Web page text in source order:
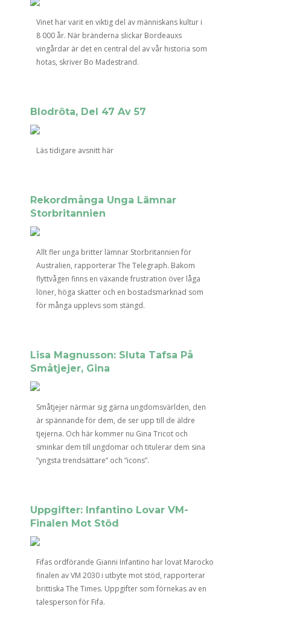
Vinet har varit en viktig del av människans kultur i
8 000 år. När bränderna slickar Bordeauxs
vingårdar är det en central del av vår historia som
hotas, skriver Bo Madestrand.
Blodröta, Del 47 Av 57
Läs tidigare avsnitt här
Rekordmånga Unga Lämnar
Storbritannien
Allt fler unga britter lämnar Storbritannien för
Australien, rapporterar The Telegraph. Bakom
flyttvågen finns en växande frustration över låga
löner, höga skatter och en bostadsmarknad som
för många upplevs som stängd.
Lisa Magnusson: Sluta Tafsa På
Småtjejer, Gina
Småtjejer närmar sig gärna ungdomsvärlden, den
är spännande för dem, de ser upp till de äldre
tjejerna. Och här kommer nu Gina Tricot och
sminkar dem till ungdomar och titulerar dem sina
”yngsta trendsättare” och ”icons”.
Uppgifter: Infantino Lovar VM-
Finalen Mot Stöd
Fifas ordförande Gianni Infantino har lovat Marocko
finalen av VM 2030 i utbyte mot stöd, rapporterar
brittiska The Times. Uppgifter som förnekas av en
talesperson för Fifa.